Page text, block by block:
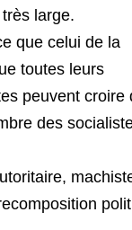
large.
que celui de la
toutes leurs
peuvent croire
des